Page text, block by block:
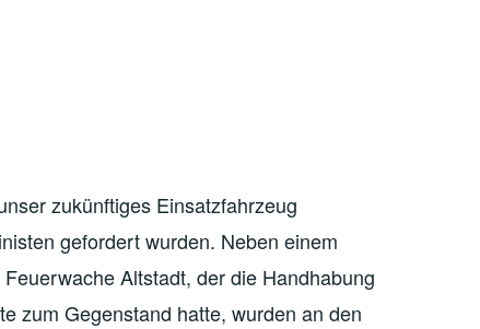
zukünftiges Einsatzfahrzeug
gefordert wurden. Neben einem
Altstadt, der die Handhabung
zum Gegenstand hatte, wurden an den